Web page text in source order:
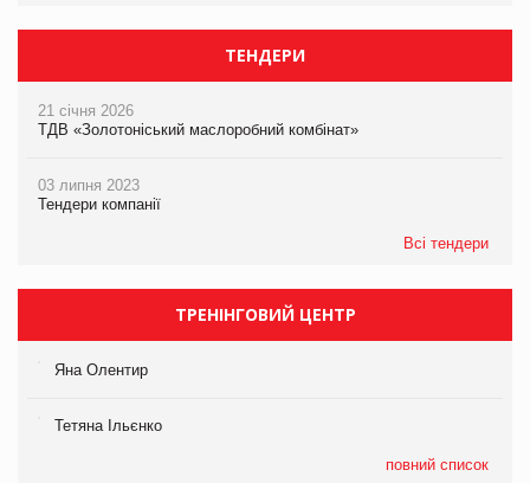
ТЕНДЕРИ
21 січня 2026
ТДВ «Золотоніський маслоробний комбінат»
03 липня 2023
Тендери компанії
Всі тендери
ТРЕНІНГОВИЙ ЦЕНТР
Яна Олентир
Тетяна Ільєнко
повний список